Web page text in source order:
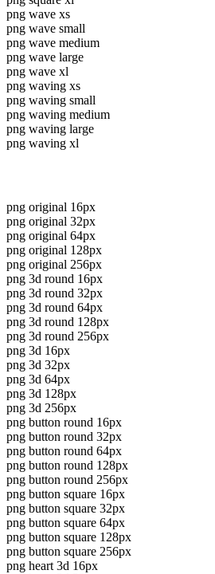
png wave xs
png wave small
png wave medium
png wave large
png wave xl
png waving xs
png waving small
png waving medium
png waving large
png waving xl
png original 16px
png original 32px
png original 64px
png original 128px
png original 256px
png 3d round 16px
png 3d round 32px
png 3d round 64px
png 3d round 128px
png 3d round 256px
png 3d 16px
png 3d 32px
png 3d 64px
png 3d 128px
png 3d 256px
png button round 16px
png button round 32px
png button round 64px
png button round 128px
png button round 256px
png button square 16px
png button square 32px
png button square 64px
png button square 128px
png button square 256px
png heart 3d 16px